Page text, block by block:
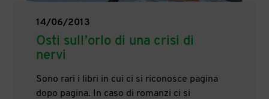
14/06/2013
Osti sull’orlo di una crisi di
nervi
Sono rari i libri in cui ci si riconosce pagina
dopo pagina. In caso di romanzi ci si